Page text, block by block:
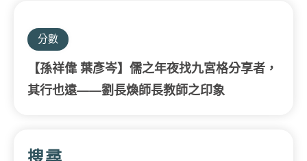
分數
【孫祥偉 葉彥岑】儒之年夜找九宮格分享者，
其行也遠——劉長煥師長教師之印象